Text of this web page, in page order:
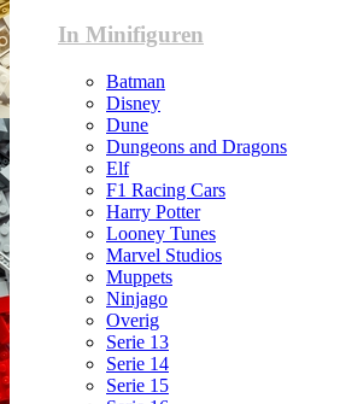
In Minifiguren
Batman
Disney
Dune
Dungeons and Dragons
Elf
F1 Racing Cars
Harry Potter
Looney Tunes
Marvel Studios
Muppets
Ninjago
Overig
Serie 13
Serie 14
Serie 15